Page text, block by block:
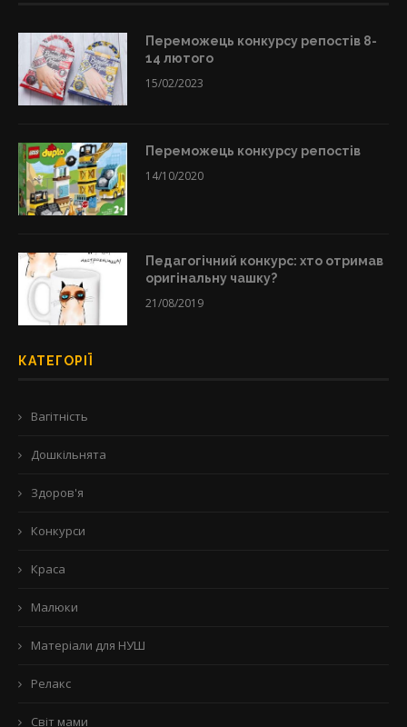
Переможець конкурсу репостів 8-
14 лютого
15/02/2023
Переможець конкурсу репостів
14/10/2020
Педагогічний конкурс: хто отримав
оригінальну чашку?
21/08/2019
КАТЕГОРІЇ
Вагітність
Дошкільнята
Здоров'я
Конкурси
Краса
Малюки
Матеріали для НУШ
Релакс
Світ мами